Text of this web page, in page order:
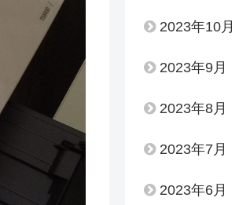
2023年10月
2023年9月
2023年8月
2023年7月
2023年6月